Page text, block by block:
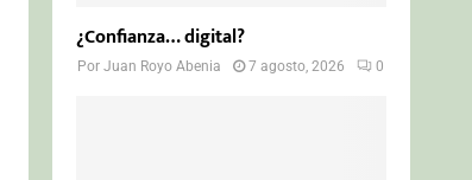
¿Confianza… digital?
PorJuan Royo Abenia 7 agosto, 2026 0